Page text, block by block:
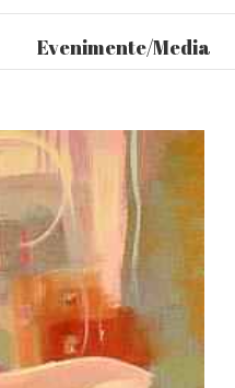
Evenimente/Media